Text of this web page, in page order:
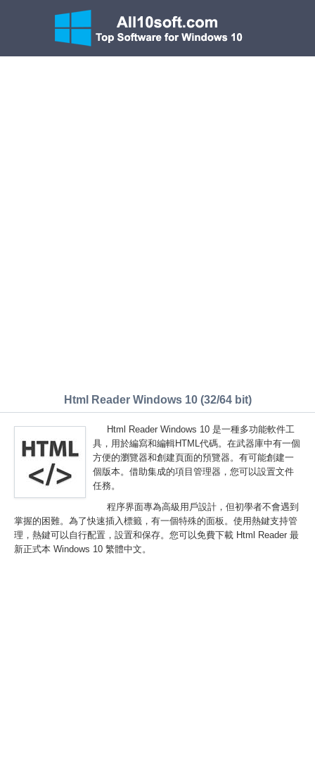
Html Reader Windows 10 (32/64 bit)
Html Reader Windows 10 是一種多功能軟件工
具，用於編寫和編輯HTML代碼。在武器庫中有一個
方便的瀏覽器和創建頁面的預覽器。有可能創建一
個版本。借助集成的項目管理器，您可以設置文件
任務。
程序界面專為高級用戶設計，但初學者不會遇到
掌握的困難。為了快速插入標籤，有一個特殊的面板。使用熱鍵支持管
理，熱鍵可以自行配置，設置和保存。您可以免費下載 Html Reader 最
新正式本 Windows 10 繁體中文。